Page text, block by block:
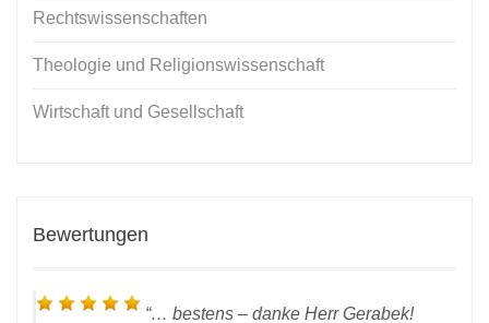
Rechtswissenschaften
Theologie und Religionswissenschaft
Wirtschaft und Gesellschaft
Bewertungen
… bestens – danke Herr Gerabek!